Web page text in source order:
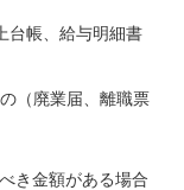
台帳、給与明細書
（廃業届、離職票
き金額がある場合